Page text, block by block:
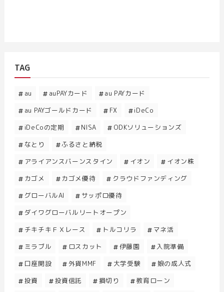
TAG
au auPAYカード
au PAYカード
au PAYゴールドカード
FX
iDeCo
iDeCoの定期
NISA
ODKソリューションズ
なとり
ふるさと納税
アライアンスバーンスタイン
イオン
イオン株
カゴメ
カゴメ優待
クラウドファンディング
グローバルAI
サッポロ優待
ダイワグローバルリートオープン
チキチキＦＸレース
トルコリラ
マネ活
ミラブル
ロスカット 伊藤園
入院準備
口座開設
外貨MMF 大学受験
娘の成人式
投資
投資信託 損切り
教育ローン